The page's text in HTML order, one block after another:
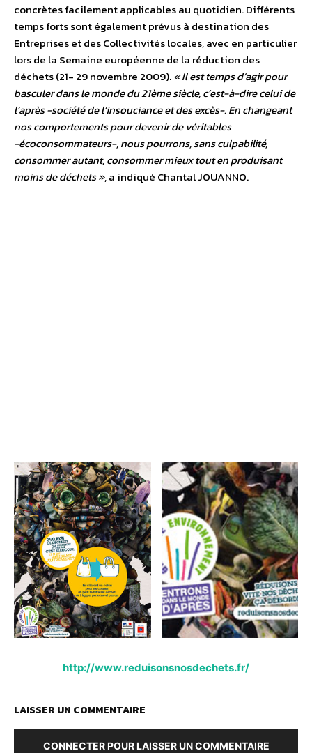
concrètes facilement applicables au quotidien. Différents
temps forts sont également prévus à destination des
Entreprises et des Collectivités locales, avec en particulier
lors de la Semaine européenne de la réduction des
déchets (21- 29 novembre 2009).« Il est temps d’agir pour
basculer dans le monde du 21ème siècle, c’est-à-dire celui de
l’après -société de l’insouciance et des excès-. En changeant
nos comportements pour devenir de véritables
-écoconsommateurs-, nous pourrons, sans culpabilité,
consommer autant, consommer mieux tout en produisant
moins de déchets », a indiqué Chantal JOUANNO.
http://www.reduisonsnosdechets.fr/
LAISSER UN COMMENTAIRE
CONNECTER POUR LAISSER UN COMMENTAIRE